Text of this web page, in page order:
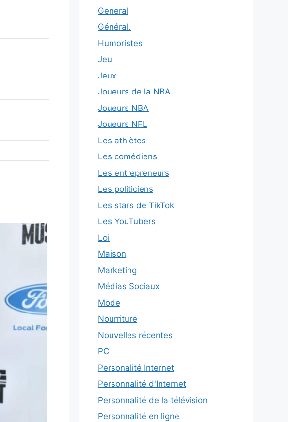
General
Général.
Humoristes
Jeu
Jeux
Joueurs de la NBA
Joueurs NBA
Joueurs NFL
Les athlètes
Les comédiens
Les entrepreneurs
Les politiciens
Les stars de TikTok
Les YouTubers
Loi
Maison
Marketing
Médias Sociaux
Mode
Nourriture
Nouvelles récentes
PC
Personalité Internet
Personnalité d'Internet
Personnalité de la télévision
Personnalité en ligne